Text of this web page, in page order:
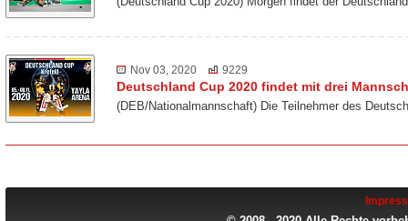
Nov 03, 2020 9229
Deutschland Cup 2020 findet mit drei
(DEB/Nationalmannschaft) Die Teilnehmer des